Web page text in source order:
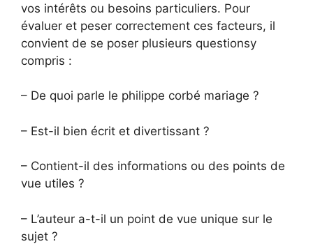
vos intérêts ou besoins particuliers. Pour
évaluer et peser correctement ces facteurs, il
convient de se poser plusieurs questionsy
compris :
– De quoi parle le philippe corbé mariage ?
– Est-il bien écrit et divertissant ?
– Contient-il des informations ou des points de
vue utiles ?
– L’auteur a-t-il un point de vue unique sur le
sujet ?